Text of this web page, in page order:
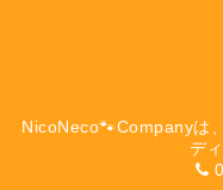
NicoNeco🐾Companyは
デ